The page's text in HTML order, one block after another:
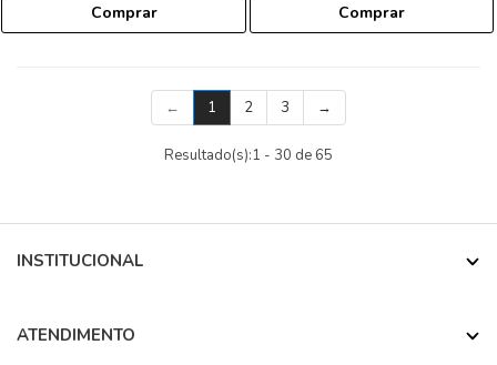
Comprar Comprar
← 1 (current)
2 3 →
Resultado(s):1 - 30 de 65
INSTITUCIONAL
ATENDIMENTO